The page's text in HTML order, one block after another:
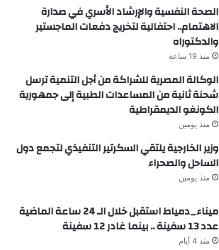
الصحة النفسية والإرشاد الأسري في صدارة
الاهتمام.. احتفالية لتخريج دفعات الماجستير
والدكتوراه
منذ 19 ساعة
الوكالة المصرية للشراكة من أجل التنمية ترسل
شحنة ثانية من المساعدات الطبية إلى جمهورية
الكونغو الديمقراطية
منذ يومين
وزير الخارجية يلتقي السكرتير التنفيذي لتجمع دول
الساحل والصحراء
منذ يومين
ميناء_دمياط استقبل خلال الـ 24 ساعة الماضية
عدد 13 سفينة .. بينما غادر 12 سفينة
منذ 4 أيام